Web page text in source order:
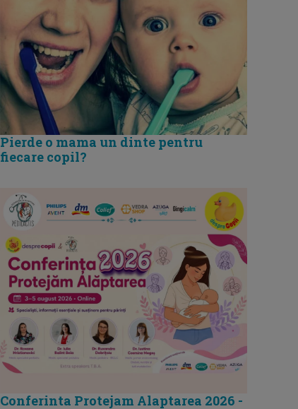
Pierde o mama un dinte pentru
fiecare copil?
Conferinta Protejam Alaptarea 2026 -